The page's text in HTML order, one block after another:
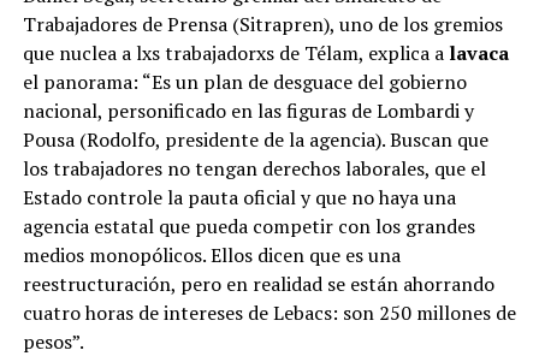
Trabajadores de Prensa (Sitrapren), uno de los gremios
que nuclea a lxs trabajadorxs de Télam, explica a lavaca
el panorama: “Es un plan de desguace del gobierno
nacional, personificado en las figuras de Lombardi y
Pousa (Rodolfo, presidente de la agencia). Buscan que
los trabajadores no tengan derechos laborales, que el
Estado controle la pauta oficial y que no haya una
agencia estatal que pueda competir con los grandes
medios monopólicos. Ellos dicen que es una
reestructuración, pero en realidad se están ahorrando
cuatro horas de intereses de Lebacs: son 250 millones de
pesos”.